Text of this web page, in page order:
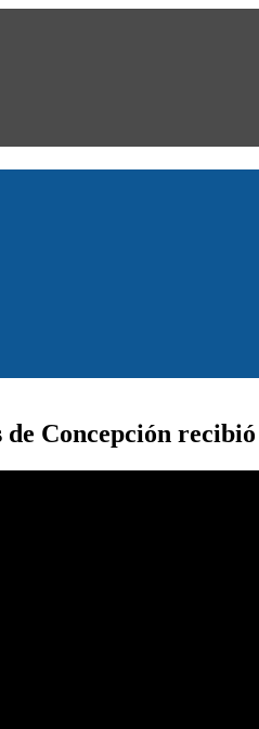
de Concepción